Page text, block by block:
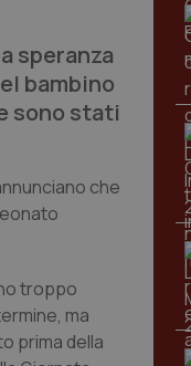
speranza
bambino
sono stati
che
troppo
ma
prima della